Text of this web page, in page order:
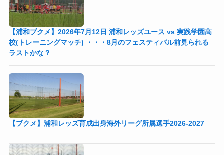
【浦和ブクメ】2026年7月12日 浦和レッズユース vs 実践学園高
校(トレーニングマッチ) ・・・8月のフェスティバル前見られる
ラストかな？
【ブクメ】浦和レッズ育成出身海外リーグ所属選手2026-2027